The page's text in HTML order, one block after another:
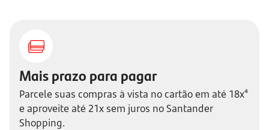
Mais prazo para pagar
Parcele suas compras à vista no cartão em até 18x⁴
e aproveite até 21x sem juros no Santander
Shopping.